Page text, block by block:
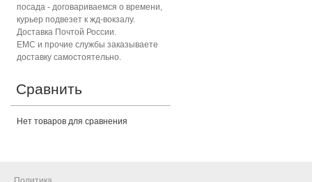
посада - договариваемся о времени,
курьер подвезет к жд-вокзалу.
Доставка Почтой России.
ЕМС и прочие службы заказываете
доставку самостоятельно.
Сравнить
Нет товаров для сравнения